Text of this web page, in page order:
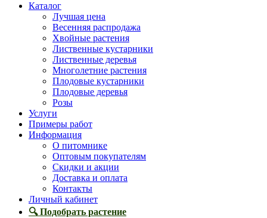
Каталог
Лучшая цена
Весенняя распродажа
Хвойные растения
Лиственные кустарники
Лиственные деревья
Многолетние растения
Плодовые кустарники
Плодовые деревья
Розы
Услуги
Примеры работ
Информация
О питомнике
Оптовым покупателям
Скидки и акции
Доставка и оплата
Контакты
Личный кабинет
🔍 Подобрать растение